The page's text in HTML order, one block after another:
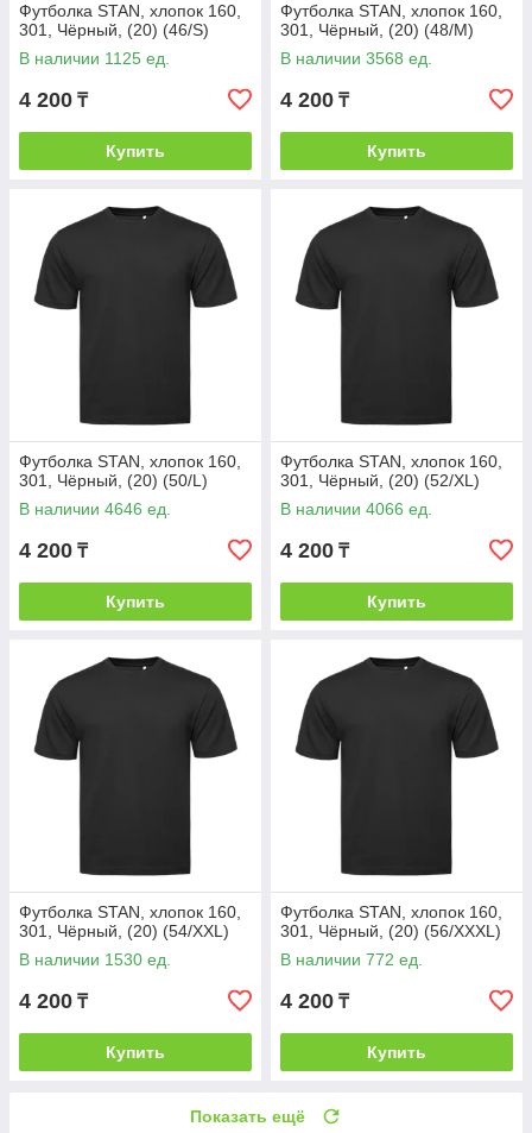
Футболка STAN, хлопок 160,
301, Чёрный, (20) (46/S)
В наличии 1125 ед.
4 200 ₸
Купить
Футболка STAN, хлопок 160,
301, Чёрный, (20) (48/M)
В наличии 3568 ед.
4 200 ₸
Купить
Футболка STAN, хлопок 160,
301, Чёрный, (20) (50/L)
В наличии 4646 ед.
4 200 ₸
Купить
Футболка STAN, хлопок 160,
301, Чёрный, (20) (52/XL)
В наличии 4066 ед.
4 200 ₸
Купить
Футболка STAN, хлопок 160,
301, Чёрный, (20) (54/XXL)
В наличии 1530 ед.
4 200 ₸
Купить
Футболка STAN, хлопок 160,
301, Чёрный, (20) (56/XXXL)
В наличии 772 ед.
4 200 ₸
Купить
Показать ещё